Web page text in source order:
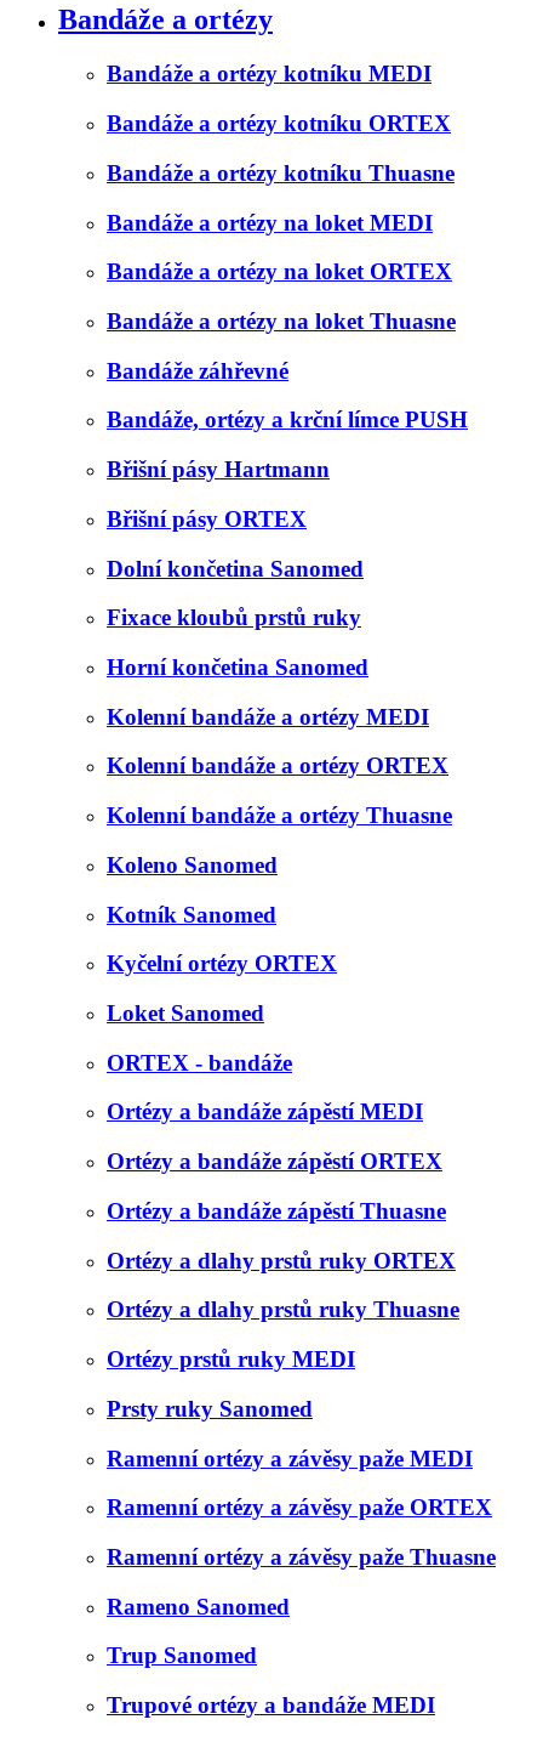
Bandáže a ortézy
Bandáže a ortézy kotníku MEDI
Bandáže a ortézy kotníku ORTEX
Bandáže a ortézy kotníku Thuasne
Bandáže a ortézy na loket MEDI
Bandáže a ortézy na loket ORTEX
Bandáže a ortézy na loket Thuasne
Bandáže záhřevné
Bandáže, ortézy a krční límce PUSH
Břišní pásy Hartmann
Břišní pásy ORTEX
Dolní končetina Sanomed
Fixace kloubů prstů ruky
Horní končetina Sanomed
Kolenní bandáže a ortézy MEDI
Kolenní bandáže a ortézy ORTEX
Kolenní bandáže a ortézy Thuasne
Koleno Sanomed
Kotník Sanomed
Kyčelní ortézy ORTEX
Loket Sanomed
ORTEX - bandáže
Ortézy a bandáže zápěstí MEDI
Ortézy a bandáže zápěstí ORTEX
Ortézy a bandáže zápěstí Thuasne
Ortézy a dlahy prstů ruky ORTEX
Ortézy a dlahy prstů ruky Thuasne
Ortézy prstů ruky MEDI
Prsty ruky Sanomed
Ramenní ortézy a závěsy paže MEDI
Ramenní ortézy a závěsy paže ORTEX
Ramenní ortézy a závěsy paže Thuasne
Rameno Sanomed
Trup Sanomed
Trupové ortézy a bandáže MEDI